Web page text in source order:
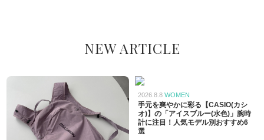
NEW ARTICLE
2026.8.8 WOMEN
手元を爽やかに彩る【CASIO(カシ
オ)】の「アイスブルー(水色)」腕時
計に注目！人気モデル別おすすめ6
選